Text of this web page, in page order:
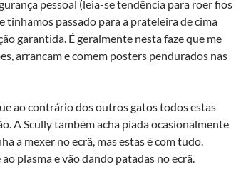
pessoal (leia-se tendência para roer fios
tinhamos passado para a prateleira de cima
garantida. É geralmente nesta faze que me
arrancam e comem posters pendurados nas
ao contrário dos outros gatos todos estas
A Scully também acha piada ocasionalmente
a mexer no ecrã, mas estas é com tudo.
plasma e vão dando patadas no ecrã.